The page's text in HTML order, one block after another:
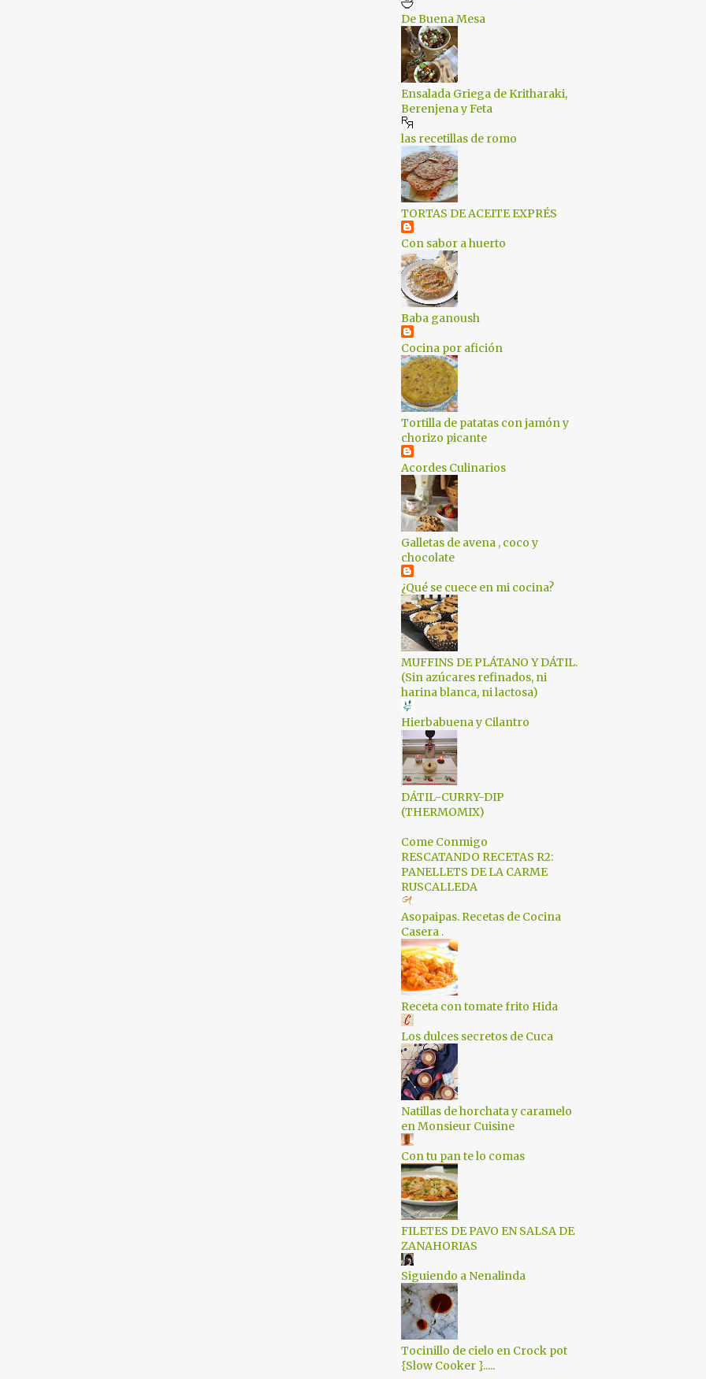
septiembre 2019
agosto 2019
julio 2019
junio 2019
mayo 2019
abril 2019
marzo 2019
febrero 2019
enero 2019
diciembre 2018
septiembre 2018
julio 2018
marzo 2018
febrero 2018
enero 2018
diciembre 2017
noviembre 2017
octubre 2017
septiembre 2017
agosto 2017
julio 2017
mayo 2017
abril 2017
marzo 2017
febrero 2017
enero 2017
diciembre 2016
noviembre 2016
octubre 2016
septiembre 2016
junio 2016
mayo 2016
abril 2016
marzo 2016
febrero 2016
enero 2016
diciembre 2015
noviembre 2015
octubre 2015
septiembre 2015
agosto 2015
julio 2015
junio 2015
mayo 2015
abril 2015
4
marzo 2015
febrero 2015
enero 2015
diciembre 2014
noviembre 2014
De Buena Mesa
Ensalada Griega de Kritharaki,
Berenjena y Feta
las recetillas de romo
TORTAS DE ACEITE EXPRÉS
Con sabor a huerto
Baba ganoush
Cocina por afición
Tortilla de patatas con jamón y
chorizo picante
Acordes Culinarios
Galletas de avena , coco y
chocolate
¿Qué se cuece en mi cocina?
MUFFINS DE PLÁTANO Y DÁTIL.
(Sin azúcares refinados, ni
harina blanca, ni lactosa)
Hierbabuena y Cilantro
DÁTIL-CURRY-DIP
(THERMOMIX)
Come Conmigo
RESCATANDO RECETAS R2:
PANELLETS DE LA CARME
RUSCALLEDA
Asopaipas. Recetas de Cocina
Casera .
Receta con tomate frito Hida
Los dulces secretos de Cuca
Natillas de horchata y caramelo
en Monsieur Cuisine
Con tu pan te lo comas
FILETES DE PAVO EN SALSA DE
ZANAHORIAS
Siguiendo a Nenalinda
Tocinillo de cielo en Crock pot
{Slow Cooker }.....